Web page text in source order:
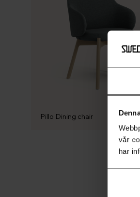
vår
har
Pillo Dining chair